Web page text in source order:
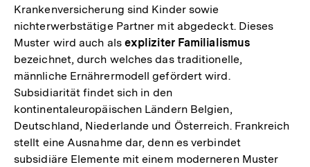
Krankenversicherung sind Kinder sowie
nichterwerbstätige Partner mit abgedeckt. Dieses
Muster wird auch als expliziter Familialismus
bezeichnet, durch welches das traditionelle,
männliche Ernährermodell gefördert wird.
Subsidiarität findet sich in den
kontinentaleuropäischen Ländern Belgien,
Deutschland, Niederlande und Österreich. Frankreich
stellt eine Ausnahme dar, denn es verbindet
subsidiäre Elemente mit einem moderneren Muster